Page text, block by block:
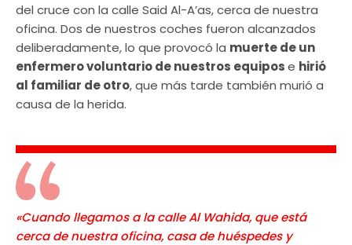
del cruce con la calle Said Al-A’as, cerca de nuestra
oficina. Dos de nuestros coches fueron alcanzados
deliberadamente, lo que provocó la muerte de un
enfermero voluntario de nuestros equipose hirió
al familiar de otro, que más tarde también murió a
causa de la herida.
«Cuando llegamos a la calle Al Wahida, que está
cerca de nuestra oficina, casa de huéspedes y